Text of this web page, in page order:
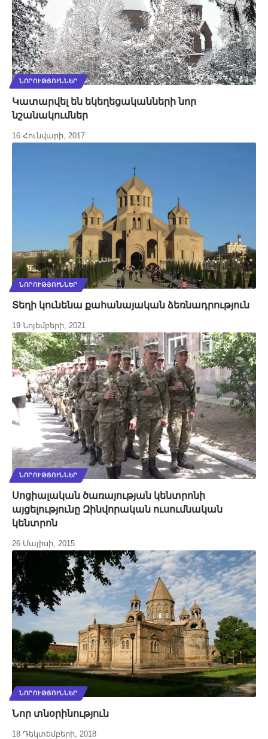
ՆՈՐՈՒԹՅՈՒՆՆԵՐ
Կատարվել են եկեղեցականների նոր
նշանակումներ
16 Հունվարի, 2017
ՆՈՐՈՒԹՅՈՒՆՆԵՐ
Տեղի կունենա քահանայական ձեռնադրություն
19 Նոյեմբերի, 2021
ՆՈՐՈՒԹՅՈՒՆՆԵՐ
Սոցիալական ծառայության կենտրոնի
այցելությունը Զինվորական ուսումնական
կենտրոն
26 Մայիսի, 2015
ՆՈՐՈՒԹՅՈՒՆՆԵՐ
Նոր տնօրինություն
18 Դեկտեմբերի, 2018